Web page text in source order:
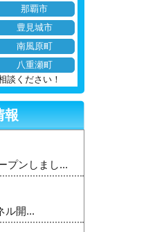
那覇市
豊見城市
南風原町
八重瀬町
談ください！
報
プンしまし...
ル開...